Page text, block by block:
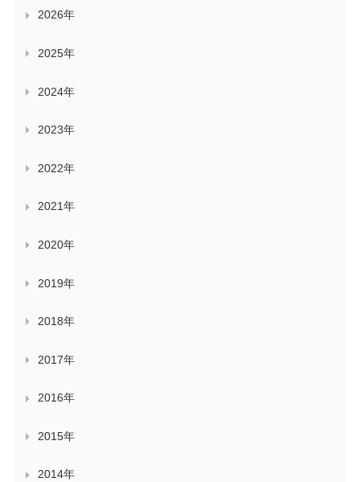
2026年
2025年
2024年
2023年
2022年
2021年
2020年
2019年
2018年
2017年
2016年
2015年
2014年